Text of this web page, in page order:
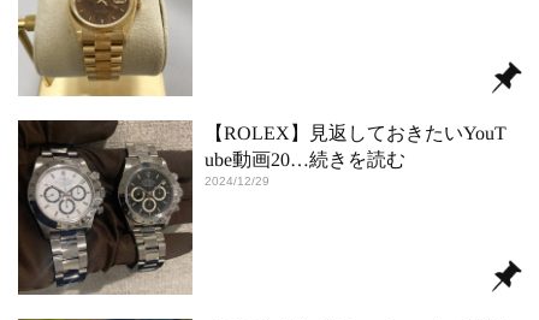
【ROLEX】見返しておきたいYouT
ube動画20…続きを読む
2024/12/29